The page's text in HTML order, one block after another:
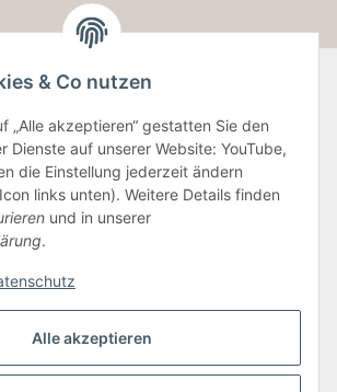
Alle akzeptieren
& Co nutzen
„Alle akzeptieren“ gestatten Sie den
Dienste auf unserer Website: YouTube,
die Einstellung jederzeit ändern
links unten). Weitere Details finden
und in unserer
.
Vertrag widerrufen